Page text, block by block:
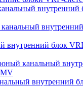
внутренний
внутренний блок
канальный
внутренний